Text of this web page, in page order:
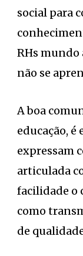
social para
RHs mundo
não se
A boa
educação, é
expressam
articulada
facilidade o
como
de